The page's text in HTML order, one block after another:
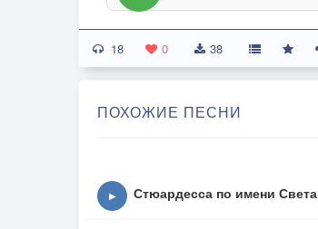
18 0 38
ПОХОЖИЕ ПЕСНИ
▶ Стюардесса по имени Света